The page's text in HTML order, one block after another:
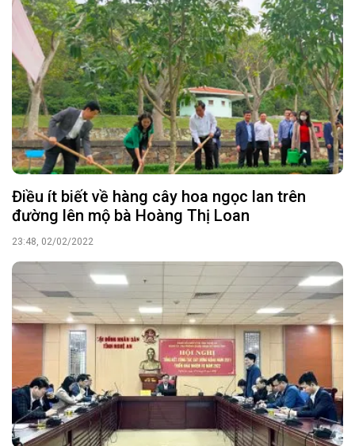
Điều ít biết về hàng cây hoa ngọc lan trên
đường lên mộ bà Hoàng Thị Loan
23:48, 02/02/2022